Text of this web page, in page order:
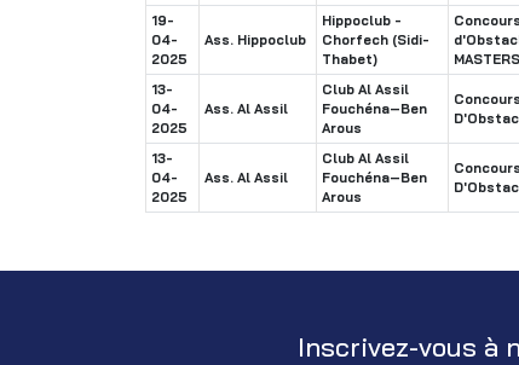
19-
04-
2025
Ass. Hippoclub
Hippoclub -
Chorfech (Sidi-
Thabet)
13-
04-
2025
Ass. Al Assil
Club Al Assil
Fouchéna–Ben
Arous
13-
04-
2025
Ass. Al Assil
Club Al Assil
Fouchéna–Ben
Arous
Inscrivez-vous à